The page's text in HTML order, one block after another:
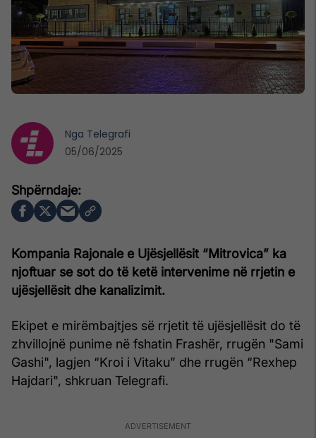
Kompania Rajonale e Ujësjellësit “Mitrovica” ka
njoftuar se sot do të ketë intervenime në rrjetin e
ujësjellësit dhe kanalizimit.
Ekipet e mirëmbajtjes së rrjetit të ujësjellësit do të
zhvillojnë punime në fshatin Frashër, rrugën "Sami
Gashi", lagjen “Kroi i Vitaku” dhe rrugën “Rexhep
Hajdari", shkruan Telegrafi.
Nga Telegrafi
05/06/2025